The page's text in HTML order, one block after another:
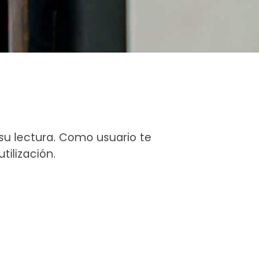
lectura. Como usuario te